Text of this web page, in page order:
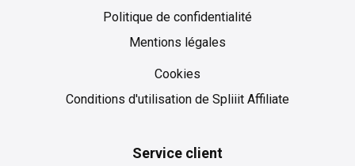
Politique de confidentialité
Mentions légales
Cookies
Conditions d'utilisation de Spliiit Affiliate
Service client